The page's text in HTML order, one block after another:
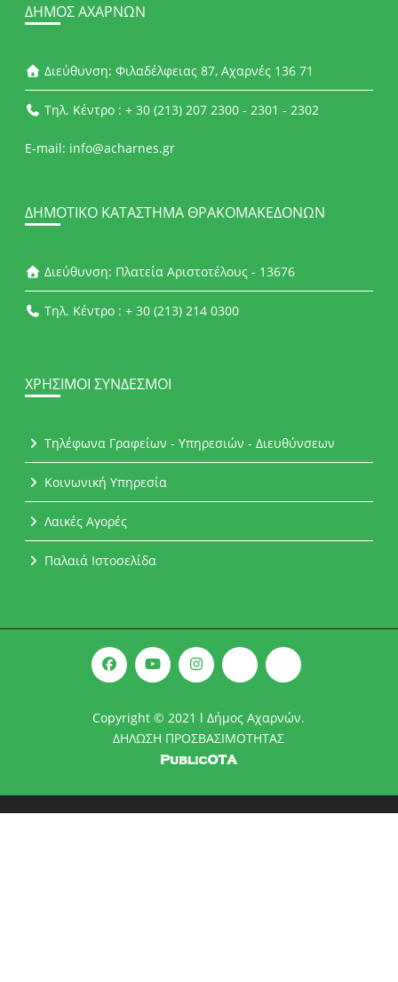
ΔΉΜΟΣ ΑΧΑΡΝΏΝ
Διεύθυνση: Φιλαδέλφειας 87, Αχαρνές 136 71
Τηλ. Κέντρο : + 30 (213) 207 2300 - 2301 - 2302
E-mail: info@acharnes.gr
ΔΗΜΟΤΙΚΌ ΚΑΤΆΣΤΗΜΑ ΘΡΑΚΟΜΑΚΕΔΌΝΩΝ
Διεύθυνση: Πλατεία Αριστοτέλους - 13676
Τηλ. Κέντρο : + 30 (213) 214 0300
ΧΡΉΣΙΜΟΙ ΣΎΝΔΕΣΜΟΙ
Τηλέφωνα Γραφείων - Υπηρεσιών - Διευθύνσεων
Κοινωνική Υπηρεσία
Λαικές Αγορές
Παλαιά Ιστοσελίδα
Copyright © 2021 l Δήμος Αχαρνών.
ΔΗΛΩΣΗ ΠΡΟΣΒΑΣΙΜΟΤΗΤΑΣ